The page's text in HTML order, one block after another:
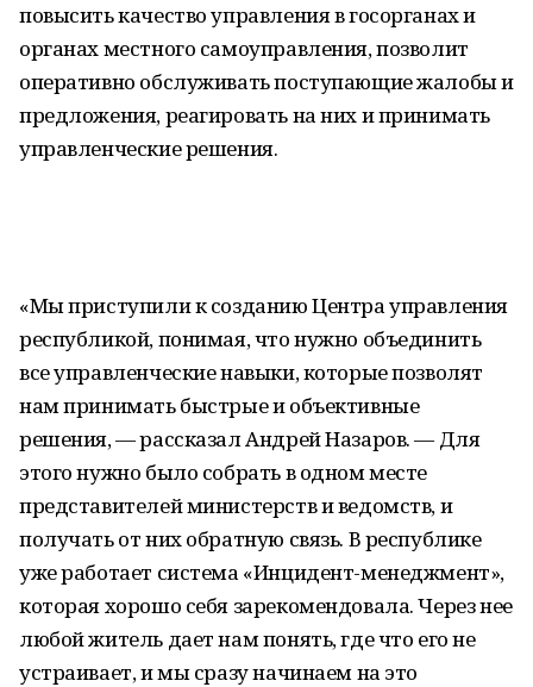
повысить качество управления в госорганах и
органах местного самоуправления, позволит
оперативно обслуживать поступающие жалобы и
предложения, реагировать на них и принимать
управленческие решения.
«Мы приступили к созданию Центра управления
республикой, понимая, что нужно объединить
все управленческие навыки, которые позволят
нам принимать быстрые и объективные
решения, — рассказал Андрей Назаров. — Для
этого нужно было собрать в одном месте
представителей министерств и ведомств, и
получать от них обратную связь. В республике
уже работает система «Инцидент-менеджмент»,
которая хорошо себя зарекомендовала. Через нее
любой житель дает нам понять, где что его не
устраивает, и мы сразу начинаем на это